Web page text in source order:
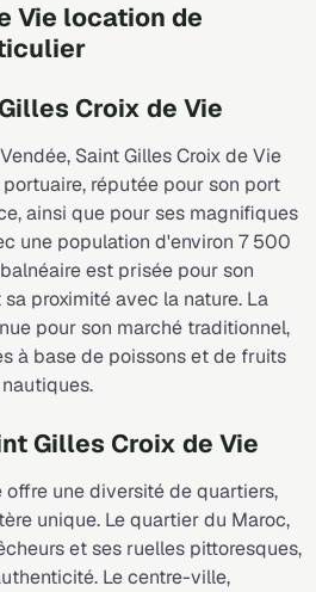
Vie location de
Croix de Vie
Saint Gilles Croix de Vie
réputée pour son port
ainsi que pour ses magnifiques
une population d'environ 7 500
est prisée pour son
proximité avec la nature. La
pour son marché traditionnel,
à base de poissons et de fruits
Gilles Croix de Vie
offre une diversité de quartiers,
unique. Le quartier du Maroc,
et ses ruelles pittoresques,
Le centre-ville,